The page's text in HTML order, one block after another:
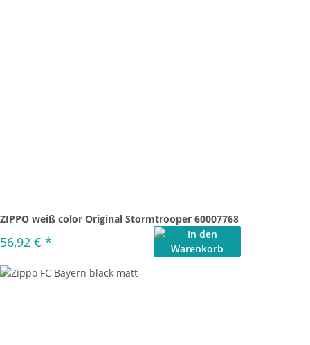
ZIPPO weiß color Original Stormtrooper 60007768
56,92 € *